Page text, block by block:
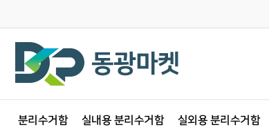
분리수거함 실내용 분리수거함 실외용 분리수거함